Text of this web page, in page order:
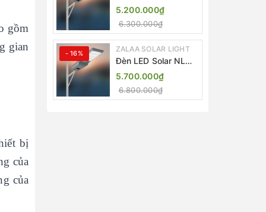
gồm
gian
bị
của
của
Liền Thể ZKC-TG
20W All in One |
ZALAA Street Light
5.200.000₫
6.300.000₫
- 16% ZALAA SOLAR LIGHT
Đèn LED Solar NLMT
Liền Thể ZKC-TG
25W All in One |
ZALAA Street Light
5.700.000₫
6.800.000₫